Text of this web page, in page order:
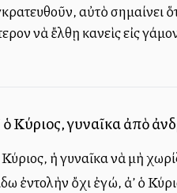
αὐτὸ σημαίνει
νὰ ἔλθῃ κανεὶς εἰς
ὁ Κύριος, γυναῖκα ἀπὸ
ἡ γυναῖκα νὰ μὴ
ἐντολὴν ὄχι ἐγώ, ἀλλ’ ὁ